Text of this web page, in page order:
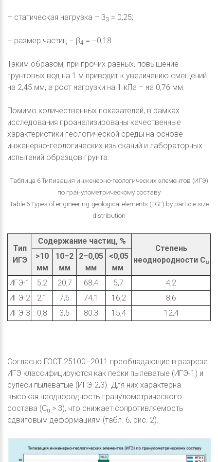
– статическая нагрузка – β3 = 0,25;
– размер частиц – β4 = –0,18.
Таким образом, при прочих равных, повышение
грунтовых вод на 1 м приводит к увеличению смещений
на 2,45 мм, а рост нагрузки на 1 кПа – на 0,76 мм.
Помимо количественных показателей, в рамках
исследования проанализированы качественные
характеристики геологической среды на основе
инженерно-геологических изысканий и лабораторных
испытаний образцов грунта.
Таблица 6 Типизация инженерно-геологических элементов (ИГЭ)
по гранулометрическому составу
Table 6 Types of engineering-geological elements (EGE) by particle-size
distribution
Тип
ИГЭ
Содержание частиц, %
Степень
неоднородности Cu
>10
мм
10–2
мм
2–0,05
мм
<0,05
мм
ИГЭ-1
5,2 20,7 68,4 5,7
4,2
ИГЭ-2
2,1 7,6 74,1 16,2
8,6
ИГЭ-3
0,8 3,5 80,3 15,4 12,4
Согласно ГОСТ 25100–2011 преобладающие в разрезе
ИГЭ классифицируются как пески пылеватые (ИГЭ-1) и
супеси пылеватые (ИГЭ-2,3). Для них характерна
высокая неоднородность гранулометрического
состава (Cu > 3), что снижает сопротивляемость
сдвиговым деформациям (табл. 6, рис. 2).